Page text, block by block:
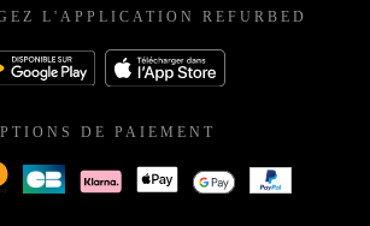
L'APPLICATION REFURBED
DE PAIEMENT